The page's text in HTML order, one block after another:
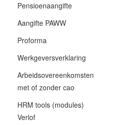
Pensioenaangifte
Aangifte PAWW
Proforma
Werkgeversverklaring
Arbeidsovereenkomsten
met of zonder cao
HRM tools (modules)
Verlof